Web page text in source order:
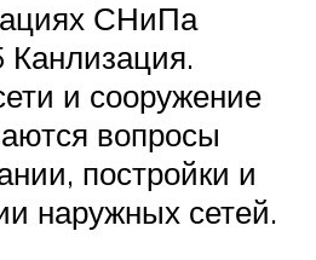
СНиПа
и сооружение
вопросы
постройки и
наружных сетей.